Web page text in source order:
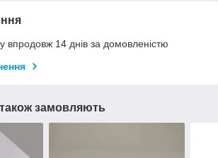
впродовж 14 днів за домовленістю
замовляють